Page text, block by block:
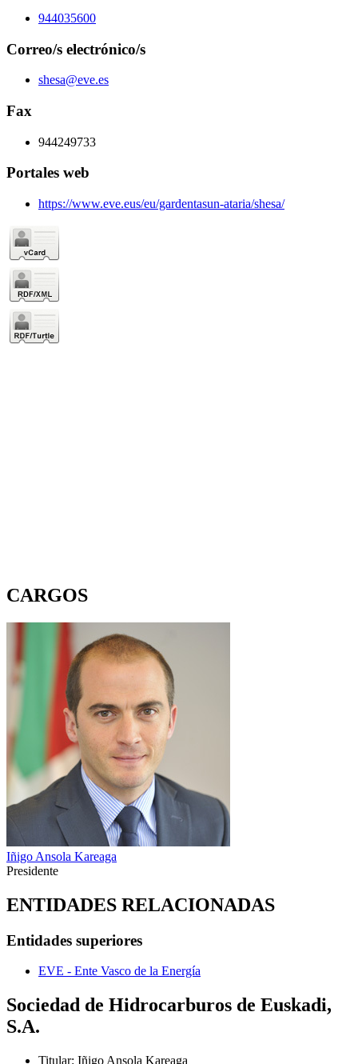
944035600
Correo/s electrónico/s
shesa@eve.es
Fax
944249733
Portales web
https://www.eve.eus/eu/gardentasun-ataria/shesa/
CARGOS
Iñigo Ansola Kareaga
Presidente
ENTIDADES RELACIONADAS
Entidades superiores
EVE - Ente Vasco de la Energía
Sociedad de Hidrocarburos de Euskadi,
S.A.
Titular: Iñigo Ansola Kareaga